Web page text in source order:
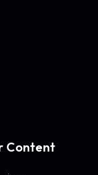
Content